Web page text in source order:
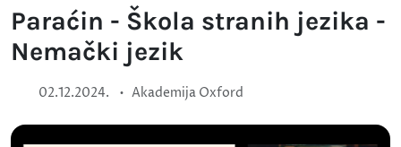
Paraćin - Škola stranih jezika -
Nemački jezik
02.12.2024. • Akademija Oxford